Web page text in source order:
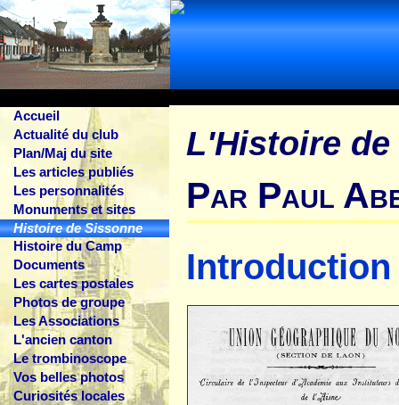
Accueil
Actualité du club
Plan/Maj du site
Les articles publiés
Les personnalités
Monuments et sites
Histoire de Sissonne
Histoire du Camp
Documents
Les cartes postales
Photos de groupe
Les Associations
L'ancien canton
Le trombinoscope
Vos belles photos
Curiosités locales
L'Histoire
Par Paul
Introduction